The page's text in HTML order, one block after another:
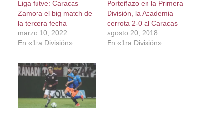
Liga futve: Caracas –
Zamora el big match de
la tercera fecha
marzo 10, 2022
En «1ra División»
Porteñazo en la Primera
División, la Academia
derrota 2-0 al Caracas
agosto 20, 2018
En «1ra División»